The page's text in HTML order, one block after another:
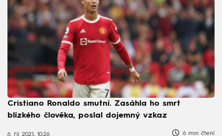
Cristiano Ronaldo smutní. Zasáhla ho smrt
blízkého člověka, poslal dojemný vzkaz
6. říj 2021, 10:26 6 min čtení